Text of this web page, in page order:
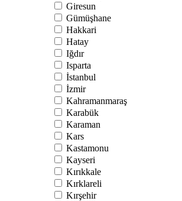
Giresun
Gümüşhane
Hakkari
Hatay
Iğdır
Isparta
İstanbul
İzmir
Kahramanmaraş
Karabük
Karaman
Kars
Kastamonu
Kayseri
Kırıkkale
Kırklareli
Kırşehir